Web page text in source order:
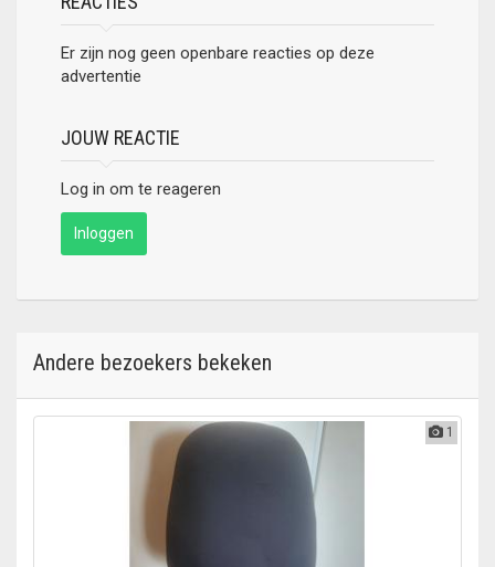
Er zijn nog geen openbare reacties op deze
advertentie
JOUW REACTIE
Log in om te reageren
Inloggen
Andere bezoekers bekeken
1